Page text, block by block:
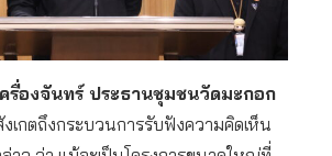
รื่องจันทร์ ประธานชุมชนวัดมะกอก
เกตถึงกระบวนการรับฟังความคิดเห็น